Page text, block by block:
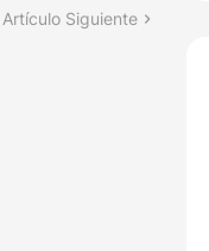
Artículo Siguiente